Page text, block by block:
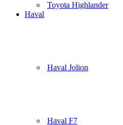
Toyota Highlander
Haval
Haval Jolion
Haval F7